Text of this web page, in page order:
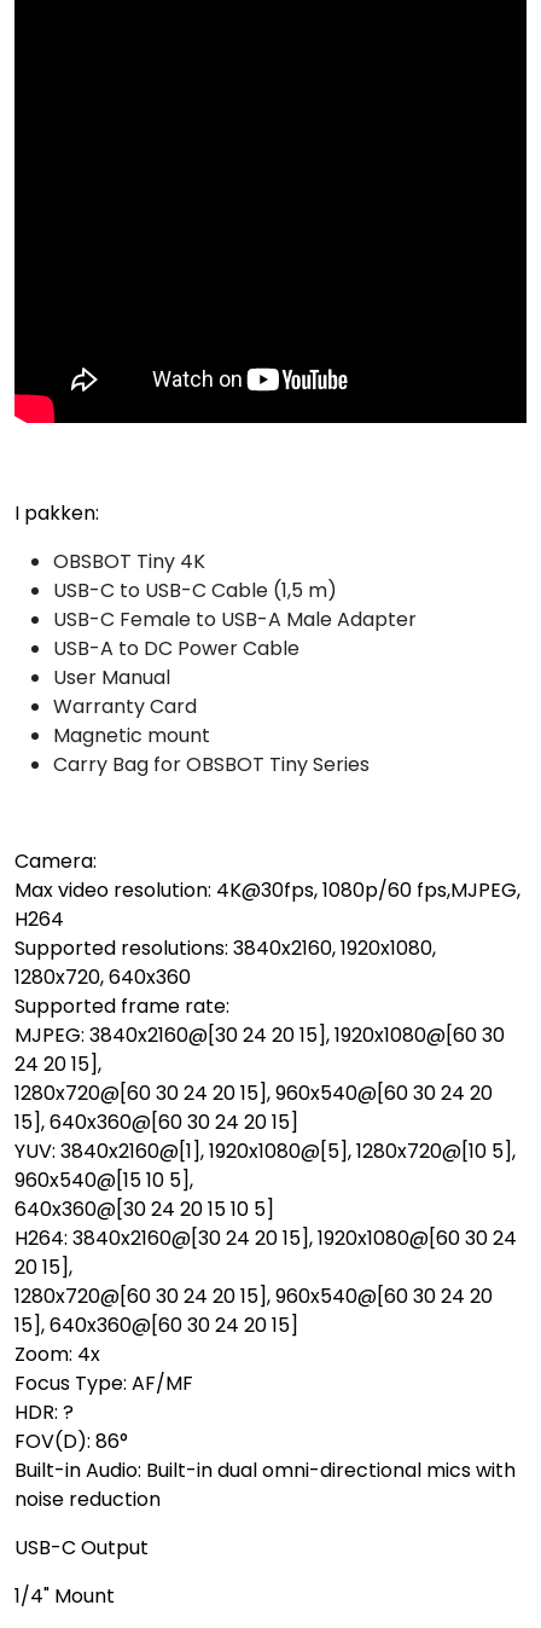
I pakken:
OBSBOT Tiny 4K
USB-C to USB-C Cable (1,5 m)
USB-C Female to USB-A Male Adapter
USB-A to DC Power Cable
User Manual
Warranty Card
Magnetic mount
Carry Bag for OBSBOT Tiny Series
Camera:
Max video resolution: 4K@30fps, 1080p/60 fps,MJPEG,
H264
Supported resolutions: 3840x2160, 1920x1080,
1280x720, 640x360
Supported frame rate:
MJPEG: 3840x2160@[30 24 20 15], 1920x1080@[60 30
24 20 15],
1280x720@[60 30 24 20 15], 960x540@[60 30 24 20
15], 640x360@[60 30 24 20 15]
YUV: 3840x2160@[1], 1920x1080@[5], 1280x720@[10 5],
960x540@[15 10 5],
640x360@[30 24 20 15 10 5]
H264: 3840x2160@[30 24 20 15], 1920x1080@[60 30 24
20 15],
1280x720@[60 30 24 20 15], 960x540@[60 30 24 20
15], 640x360@[60 30 24 20 15]
Zoom: 4x
Focus Type: AF/MF
HDR: ?
FOV(D): 86°
Built-in Audio: Built-in dual omni-directional mics with
noise reduction
USB-C Output
1/4" Mount